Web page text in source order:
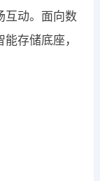
互动。面向数
存储底座，